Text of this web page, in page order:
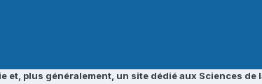
plus généralement, un site dédié aux Sciences